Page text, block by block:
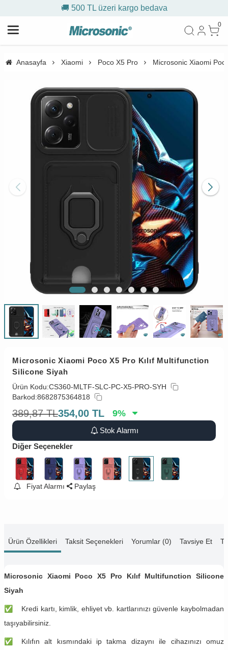
🚚 500 TL üzeri kargo bedava
0
Anasayfa Xiaomi Poco X5 Pro Microsonic Xiaomi
Microsonic Xiaomi Poco X5 Pro Kılıf Multifunction
Silicone Siyah
Ürün Kodu:CS360-MLTF-SLC-PC-X5-PRO-SYH
Barkod:8682875364818
389,87 TL354,00 TL 9%
Stok Alarmı
Diğer Seçenekler
Fiyat Alarmı Paylaş
Ürün Özellikleri Taksit Seçenekleri Yorumlar (0) Tavsiye Et
Microsonic Xiaomi Poco X5 Pro Kılıf Multifunction Silicone
Siyah
✅ Kredi kartı, kimlik, ehliyet vb. kartlarınızı güvenle kaybolmadan
taşıyabilirsiniz.
✅ Kılıfın alt kısmındaki ip takma dizaynı ile cihazınızı omuz